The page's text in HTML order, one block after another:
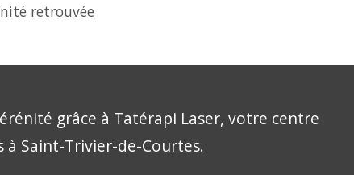
retrouvée
grâce à Tatérapi Laser, votre centre
à Saint-Trivier-de-Courtes.